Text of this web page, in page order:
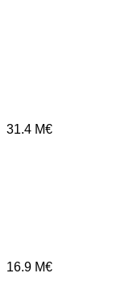
31.4 M€
16.9 M€